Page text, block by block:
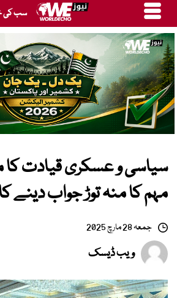
سب کی
سیاسی و عسکری قیادت
مہم کا منہ توڑ جواب دینے
جمعہ 28 مارچ 2025
ویب ڈیسک